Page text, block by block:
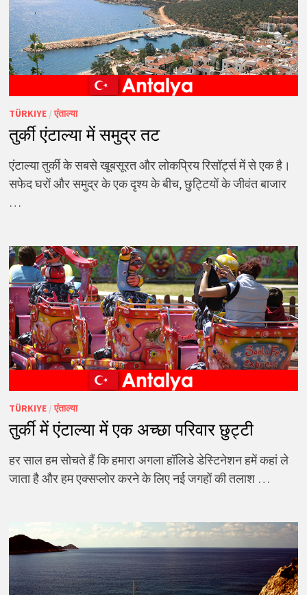
TÜRKIYE/एंताल्या
तुर्की एंटाल्या में समुद्र तट
एंटाल्या तुर्की के सबसे खूबसूरत और लोकप्रिय रिसॉर्ट्स में से एक है।
सफेद घरों और समुद्र के एक दृश्य के बीच, छुट्टियों के जीवंत बाजार
…
TÜRKIYE/एंताल्या
तुर्की में एंटाल्या में एक अच्छा परिवार छुट्टी
हर साल हम सोचते हैं कि हमारा अगला हॉलिडे डेस्टिनेशन हमें कहां ले
जाता है और हम एक्सप्लोर करने के लिए नई जगहों की तलाश …